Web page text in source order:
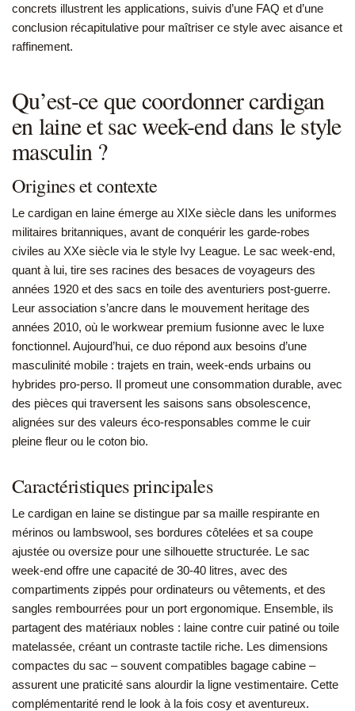
concrets illustrent les applications, suivis d’une FAQ et d’une
conclusion récapitulative pour maîtriser ce style avec aisance et
raffinement.
Qu’est-ce que coordonner cardigan
en laine et sac week-end dans le style
masculin ?
Origines et contexte
Le cardigan en laine émerge au XIXe siècle dans les uniformes
militaires britanniques, avant de conquérir les garde-robes
civiles au XXe siècle via le style Ivy League. Le sac week-end,
quant à lui, tire ses racines des besaces de voyageurs des
années 1920 et des sacs en toile des aventuriers post-guerre.
Leur association s’ancre dans le mouvement heritage des
années 2010, où le workwear premium fusionne avec le luxe
fonctionnel. Aujourd’hui, ce duo répond aux besoins d’une
masculinité mobile : trajets en train, week-ends urbains ou
hybrides pro-perso. Il promeut une consommation durable, avec
des pièces qui traversent les saisons sans obsolescence,
alignées sur des valeurs éco-responsables comme le cuir
pleine fleur ou le coton bio.
Caractéristiques principales
Le cardigan en laine se distingue par sa maille respirante en
mérinos ou lambswool, ses bordures côtelées et sa coupe
ajustée ou oversize pour une silhouette structurée. Le sac
week-end offre une capacité de 30-40 litres, avec des
compartiments zippés pour ordinateurs ou vêtements, et des
sangles rembourrées pour un port ergonomique. Ensemble, ils
partagent des matériaux nobles : laine contre cuir patiné ou toile
matelassée, créant un contraste tactile riche. Les dimensions
compactes du sac – souvent compatibles bagage cabine –
assurent une praticité sans alourdir la ligne vestimentaire. Cette
complémentarité rend le look à la fois cosy et aventureux.